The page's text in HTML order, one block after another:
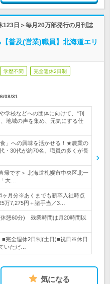
123日＞毎月20万部発行の月刊誌
普及(営業)職員】北海道エリ
学歴不問 完全週休2日制
08/31
学校などへの団体に向けて、“刊
地域の声を集め、元気にする仕
」への興味を活かせる！★農業の
・30代が約70名。職員の多くが長
帰です＞ 北海道札幌市中央区北一
大…
ヶ月分※あくまでも新卒入社時点
万7,275円＋諸手当／3…
憩60分) 残業時間は月20時間以
■完全週休2日制(土日)■祝日※休日
いただ…
気になる